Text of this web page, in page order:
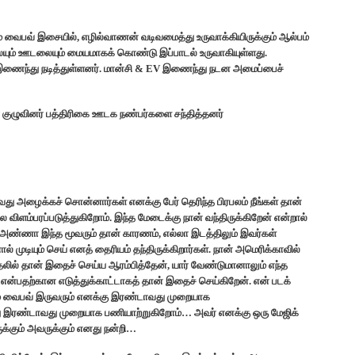
வைபவ் இசையில், எழில்வாணன் வடிவமைத்து உருவாக்கியிருக்கும் ஆல்பம்
ஊடலையும் மையமாகக் கொண்டு இப்பாடல் உருவாகியுள்ளது.
நடித்துள்ளனர். மான்சி & EV இணைந்து நடன அமைப்பைச்
பத்திரிகை ஊடக நண்பர்களை சந்தித்தனர்
அழைக்கச் சொன்னார்கள் எனக்கு பேர் தெரிந்த பிரபலம் நீங்கள் தான்
இந்த மேடைக்கு நான் வந்திருக்கிறேன் என்றால்
இந்த மூவரும் தான் காரணம், எல்லா இடத்திலும் இவர்கள்
முடியும் செய் எனத் தைரியம் தந்திருக்கிறார்கள். நான் அமெரிக்காவில்
தான் இதைச் செய்ய ஆரம்பித்தேன், யார் வேண்டுமானாலும் எந்த
என்பதற்கான எடுத்துக்காட்டாகத் தான் இதைச் செய்கிறேன். என் படக்
வைபவ் இருவரும் எனக்கு இரண்டாவது முறையாக
முறையாக பணியாற்றுகிறோம்… அவர் எனக்கு ஒரு மேஜிக்
அவருக்கும் எனது நன்றி…